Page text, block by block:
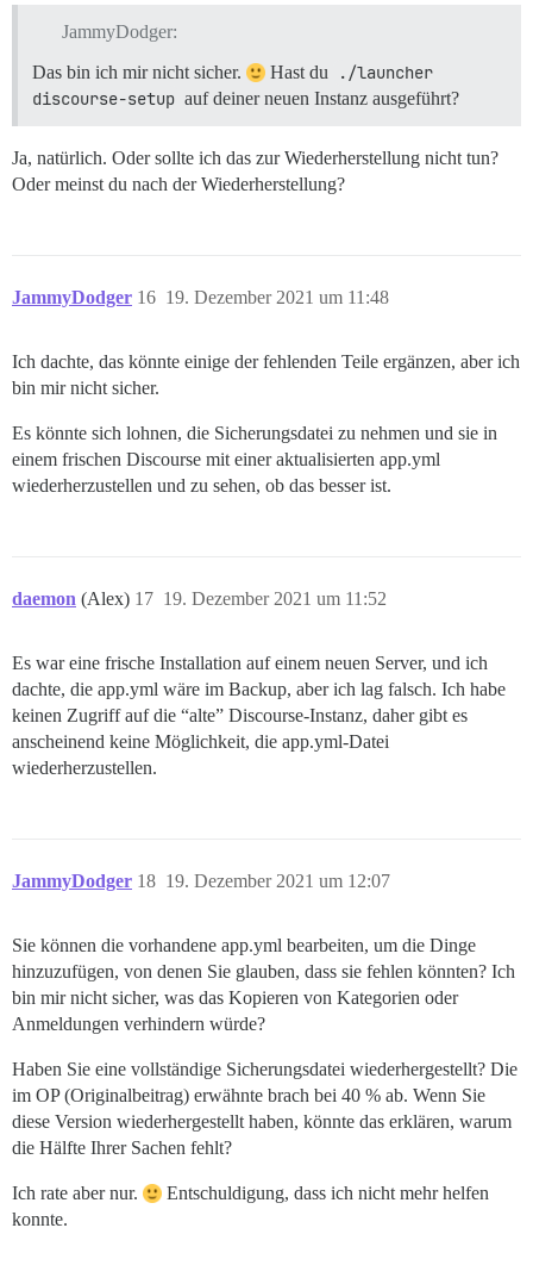
JammyDodger:
Das bin ich mir nicht sicher.
Hast du
./launcher
discourse-setup auf deiner neuen Instanz ausgeführt?
Ja, natürlich. Oder sollte ich das zur Wiederherstellung nicht tun?
Oder meinst du nach der Wiederherstellung?
JammyDodger 19. Dezember 2021 um 11:48
16
Ich dachte, das könnte einige der fehlenden Teile ergänzen, aber ich
bin mir nicht sicher.
Es könnte sich lohnen, die Sicherungsdatei zu nehmen und sie in
einem frischen Discourse mit einer aktualisierten app.yml
wiederherzustellen und zu sehen, ob das besser ist.
daemon (Alex) 19. Dezember 2021 um 11:52
17
Es war eine frische Installation auf einem neuen Server, und ich
dachte, die app.yml wäre im Backup, aber ich lag falsch. Ich habe
keinen Zugriff auf die “alte” Discourse-Instanz, daher gibt es
anscheinend keine Möglichkeit, die app.yml-Datei
wiederherzustellen.
JammyDodger 19. Dezember 2021 um 12:07
18
Sie können die vorhandene app.yml bearbeiten, um die Dinge
hinzuzufügen, von denen Sie glauben, dass sie fehlen könnten? Ich
bin mir nicht sicher, was das Kopieren von Kategorien oder
Anmeldungen verhindern würde?
Haben Sie eine vollständige Sicherungsdatei wiederhergestellt? Die
im OP (Originalbeitrag) erwähnte brach bei 40 % ab. Wenn Sie
diese Version wiederhergestellt haben, könnte das erklären, warum
die Hälfte Ihrer Sachen fehlt?
Ich rate aber nur.
Entschuldigung, dass ich nicht mehr helfen
konnte.